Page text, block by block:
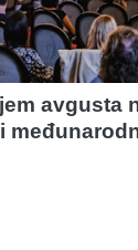
avgusta